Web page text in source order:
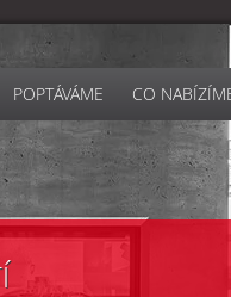
POPTÁVÁME CO